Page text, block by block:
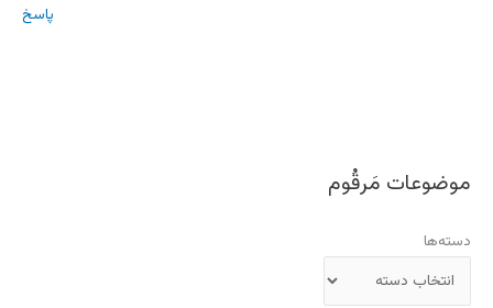
پاسخ
موضوعات مَرقُوم
دسته‌ها